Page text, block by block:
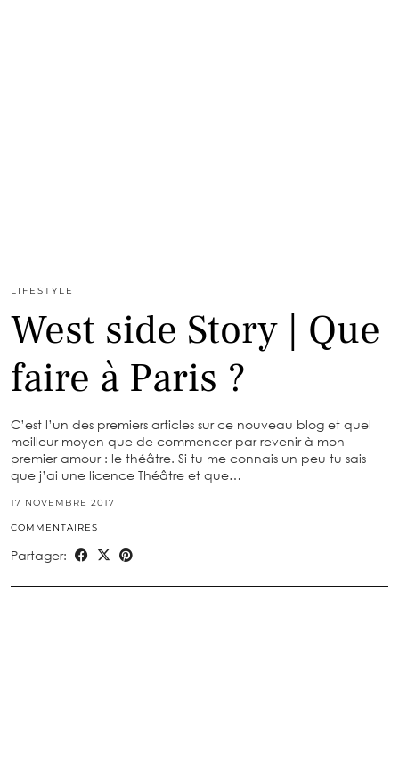
LIFESTYLE
West side Story | Que
faire à Paris ?
C’est l’un des premiers articles sur ce nouveau blog et quel
meilleur moyen que de commencer par revenir à mon
premier amour : le théâtre. Si tu me connais un peu tu sais
que j’ai une licence Théâtre et que…
17 NOVEMBRE 2017
COMMENTAIRES
Partager: